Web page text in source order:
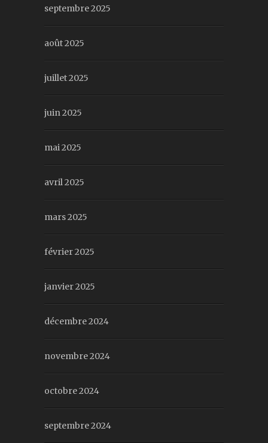
septembre 2025
août 2025
juillet 2025
juin 2025
mai 2025
avril 2025
mars 2025
février 2025
janvier 2025
décembre 2024
novembre 2024
octobre 2024
septembre 2024